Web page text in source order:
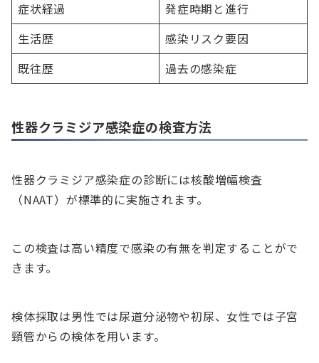
症状経過
発症時期と進行
生活歴
感染リスク要因
既往歴
過去の感染症
性器クラミジア感染症の検査方法
性器クラミジア感染症の診断には核酸増幅検査
（NAAT）が標準的に実施されます。
この検査は高い精度で感染の有無を判定することがで
きます。
検体採取は男性では尿道分泌物や初尿、女性では子宮
頸管からの検体を用います。